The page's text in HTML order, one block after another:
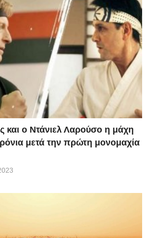
και ο Ντάνιελ Λαρούσο η μάχη
μετά την πρώτη μονομαχία